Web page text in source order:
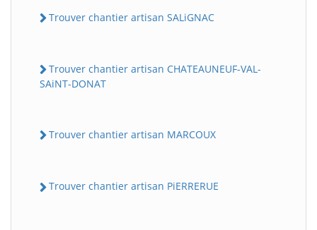
Trouver chantier artisan SALiGNAC
Trouver chantier artisan CHATEAUNEUF-VAL-
SAiNT-DONAT
Trouver chantier artisan MARCOUX
Trouver chantier artisan PiERRERUE